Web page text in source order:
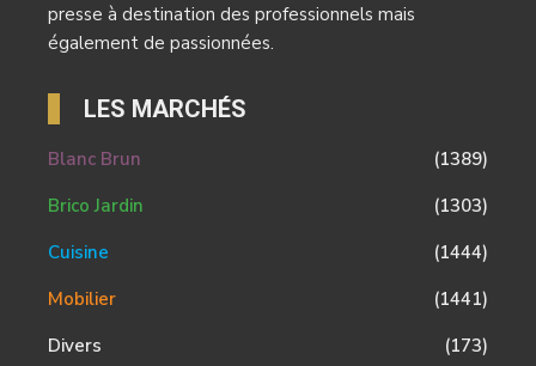
presse à destination des professionnels mais
également de passionnées.
LES MARCHÉS
Blanc Brun
(1389)
Brico Jardin
(1303)
Cuisine
(1444)
Mobilier
(1441)
Divers
(173)